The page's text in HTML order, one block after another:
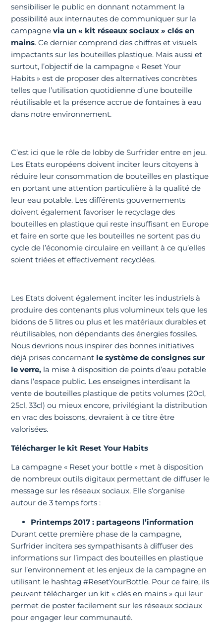
sensibiliser le public en donnant notamment la
possibilité aux internautes de communiquer sur la
campagnevia un « kit réseaux sociaux » clés en
mains. Ce dernier comprend des chiffres et visuels
impactants sur les bouteilles plastique. Mais aussi et
surtout, l’objectif de la campagne « Reset Your
Habits » est de proposer des alternatives concrètes
telles que l’utilisation quotidienne d’une bouteille
réutilisable et la présence accrue de fontaines à eau
dans notre environnement.
C’est ici que le rôle de lobby de Surfrider entre en jeu.
Les Etats européens doivent inciter leurs citoyens à
réduire leur consommation de bouteilles en plastique
en portant une attention particulière à la qualité de
leur eau potable. Les différents gouvernements
doivent également favoriser le recyclage des
bouteilles en plastique qui reste insuffisant en Europe
et faire en sorte que les bouteilles ne sortent pas du
cycle de l’économie circulaire en veillant à ce qu’elles
soient triées et effectivement recyclées.
Les Etats doivent également inciter les industriels à
produire des contenants plus volumineux tels que les
bidons de 5 litres ou plus et les matériaux durables et
réutilisables, non dépendants des énergies fossiles.
Nous devrions nous inspirer des bonnes initiatives
déjà prises concernant le système de consignes sur
le verre, la mise à disposition de points d’eau potable
dans l’espace public. Les enseignes interdisant la
vente de bouteilles plastique de petits volumes (20cl,
25cl, 33cl) ou mieux encore, privilégiant la distribution
en vrac des boissons, devraient à ce titre être
valorisées.
Télécharger le kit Reset Your Habits
La campagne « Reset your bottle » met à disposition
de nombreux outils digitaux permettant de diffuser le
message sur les réseaux sociaux. Elle s’organise
autour de 3 temps forts :
Printemps 2017 : partageons l’information
Durant cette première phase de la campagne,
Surfrider incitera ses sympathisants à diffuser des
informations sur l’impact des bouteilles en plastique
sur l’environnement et les enjeux de la campagne en
utilisant le hashtag #ResetYourBottle. Pour ce faire, ils
peuvent télécharger un kit « clés en mains » qui leur
permet de poster facilement sur les réseaux sociaux
pour engager leur communauté.